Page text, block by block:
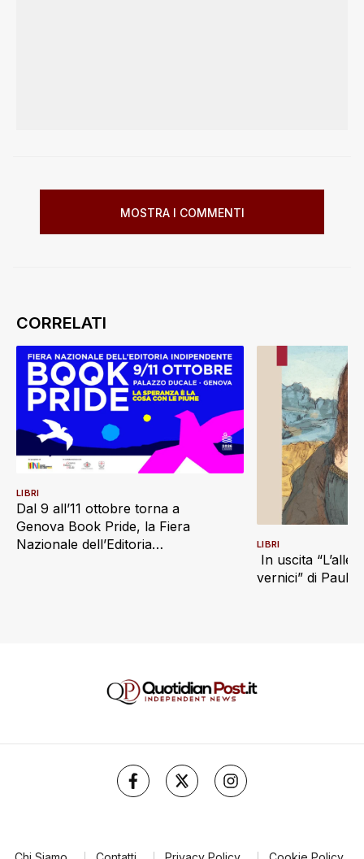
MOSTRA I COMMENTI
Dal 9 all’11 ottobre torna a
Genova Book Pride, la Fiera
Nazionale dell’Editoria
LIBRI
In uscita
vernici” di Paul
LIBRI